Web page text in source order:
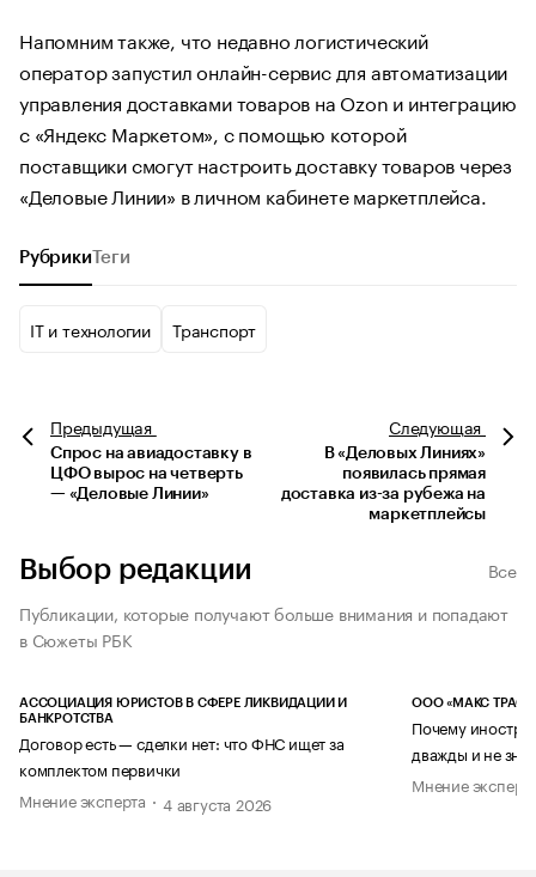
Напомним также, что недавно логистический
оператор запустил онлайн-сервис для автоматизации
управления доставками товаров на Ozon и интеграцию
с «Яндекс Маркетом», с помощью которой
поставщики смогут настроить доставку товаров через
«Деловые Линии» в личном кабинете маркетплейса.
Рубрики Теги
IT и технологии Транспорт
Предыдущая
Спрос на авиадоставку в
ЦФО вырос на четверть
— «Деловые Линии»
Следующая
В «Деловых Линиях»
появилась прямая
доставка из-за рубежа на
маркетплейсы
Выбор редакции
Все
Публикации, которые получают больше внимания и попадают
в Сюжеты РБК
АССОЦИАЦИЯ ЮРИСТОВ В СФЕРЕ ЛИКВИДАЦИИ И
БАНКРОТСТВА
Договор есть — сделки нет: что ФНС ищет за
комплектом первички
Мнение эксперта
4 августа 2026
ООО «МАКС ТРАСТ»
Почему
дважды и не
Мнение